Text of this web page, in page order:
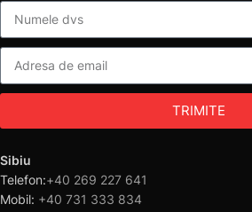
TRIMITE
Sibiu
Telefon:+40 269 227 641
Mobil: +40 731 333 834